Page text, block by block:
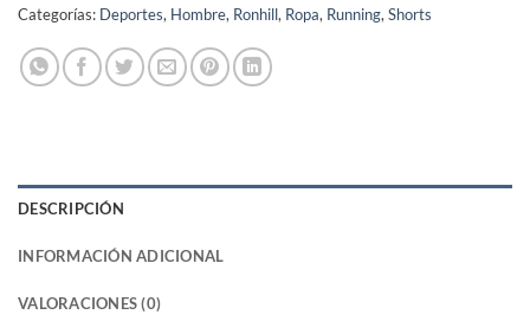
Categorías: Deportes, Hombre, Ronhill, Ropa, Running,Shorts
DESCRIPCIÓN
INFORMACIÓN ADICIONAL
VALORACIONES (0)